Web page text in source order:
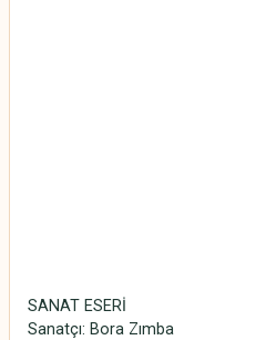
SANAT ESERİ
Sanatçı: Bora Zımba